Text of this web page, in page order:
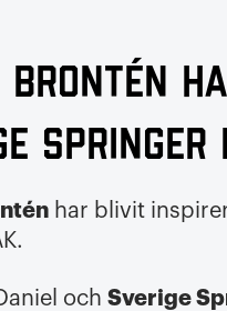
Brontén
Springer
har blivit
och Sverige